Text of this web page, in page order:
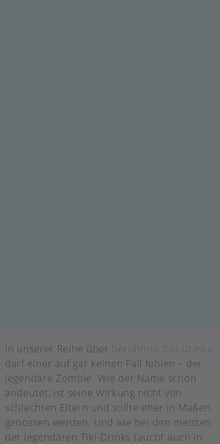
In unserer Reihe über berühmte Tiki-Drinks
darf einer auf gar keinen Fall fehlen – der
legendäre Zombie. Wie der Name schon
andeutet, ist seine Wirkung nicht von
schlechten Eltern und sollte eher in Maßen
genossen werden. Und wie bei den meisten
der legendären Tiki-Drinks taucht auch in